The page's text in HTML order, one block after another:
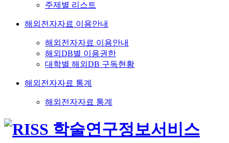
주제별 리스트
해외전자자료 이용안내
해외전자자료 이용안내
해외DB별 이용권한
대학별 해외DB 구독현황
해외전자자료 통계
해외전자자료 통계